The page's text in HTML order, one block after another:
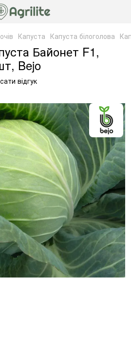
Капуста Капуста білоголова
Байонет F1,
Bejo
відгук